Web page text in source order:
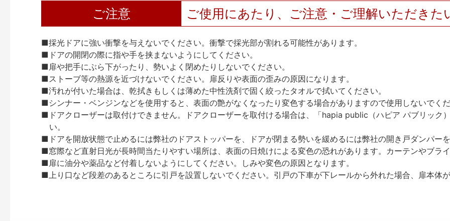
ご注意 ご使用にあたり、ご注意・ご理解いただきた
■採光ドアに強い衝撃を与えないでください。衝撃で採光部が割れる可能性があります。
■ドアの開閉の際に指や手を挟まないようにしてください。
■扉や把手にぶら下がったり、勢いよく閉めたりしないでください。
■ストーブ等の熱源を近づけないでください。扉反りや表面の歪みの原因になります。
■汚れが付いた場合は、乾拭きもしくは薄めた中性洗剤で固く絞ったタオルで拭いてください。
■シンナー・ベンジンなどを使用すると、表面の艶がなくなったり変色する場合がありますので使用しないでく
■ドアクローザーは取付けできません。ドアクローザーを取付ける場合は、「hapia public（ハピア パブリック
い。
■ドアを開放状態で止めるには弊社のドアストッパーを、ドアが閉まる勢いを緩めるには弊社の開き戸ダンパー
■窓際など直射日光が長時間当たりやすい場所は、表面の日焼けによる変色の恐れがあります。カーテンやブラ
■扉に油分や薬品など付着しないようにしてください。しみや変色の原因となります。
■上り口など段差のあるところに引戸を設置しないでください。引戸の下車が下レールから外れた場合、扉本体